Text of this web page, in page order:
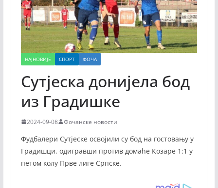
НАЈНОВИЈЕ СПОРТ ФОЧА
Сутјеска донијела бод
из Градишке
2024-09-08 Фочанске новости
Фудбалери Сутјеске освојили су бод на гостовању у
Градишци, одигравши против домаће Козаре 1:1 у
петом колу Прве лиге Српске.